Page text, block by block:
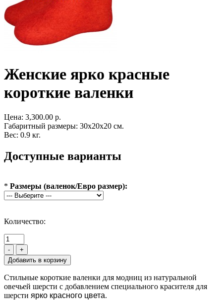
Женские ярко красные
короткие валенки
Цена: 3,300.00 р.
Габаритный размеры: 30x20x20 см.
Вес: 0.9 кг.
Доступные варианты
* Размеры (валенок/Евро размер):
Количество:
- +
Стильные короткие валенки для модниц из натуральной
овечьей шерсти с добавлением специального красителя для
шерсти ярко красного цвета.